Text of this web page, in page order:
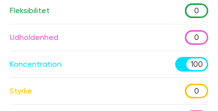
Fleksibilitet 0
Udholdenhed 0
Koncentration 100
Styrke 0